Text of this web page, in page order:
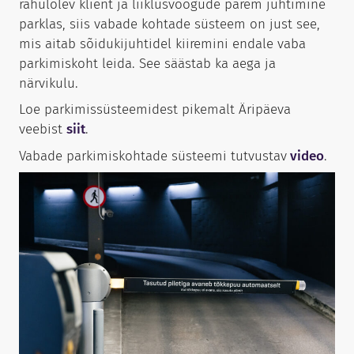
Helista:+372 656 3535
rahulolev klient ja liiklusvoogude parem juhtimine
parklas, siis vabade kohtade süsteem on just see,
mis aitab sõidukijuhtidel kiiremini endale vaba
parkimiskoht leida. See säästab ka aega ja
närvikulu.
Loe parkimissüsteemidest pikemalt Äripäeva
veebist siit.
Vabade parkimiskohtade süsteemi tutvustavvideo.